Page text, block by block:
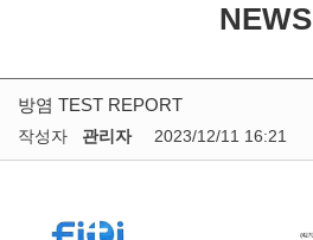
NEWS
방염 TEST REPORT
작성자 관리자 2023/12/11 16:21